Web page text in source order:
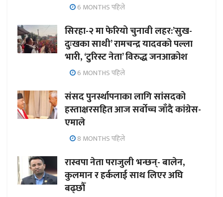
6 MONTHS पहिले
सिरहा-२ मा फेरियो चुनावी लहर:’सुख-
दुःखका साथी’ रामचन्द्र यादवको पल्ला
भारी, ‘टुरिस्ट नेता’ विरुद्ध जनआक्रोश
6 MONTHS पहिले
संसद पुनर्स्थापनाका लागि सांसदको
हस्ताक्षरसहित आज सर्वोच्च जाँदै कांग्रेस-
एमाले
8 MONTHS पहिले
रास्वपा नेता पराजुली भन्छन्- बालेन,
कुलमान र हर्कलाई साथ लिएर अघि
बढ्छौँ